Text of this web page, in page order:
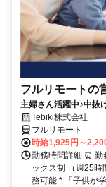
フルリモートの
主婦さん活躍中♪中抜
Tebiki株式会社
フルリモート
時給1,925円～
勤務時間詳細 ⏰
ックス制 （週25
務可能 * 「子供が